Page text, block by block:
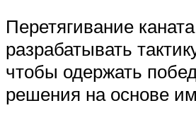
Перетягивание
разрабатывать
чтобы одержать
решения на основе